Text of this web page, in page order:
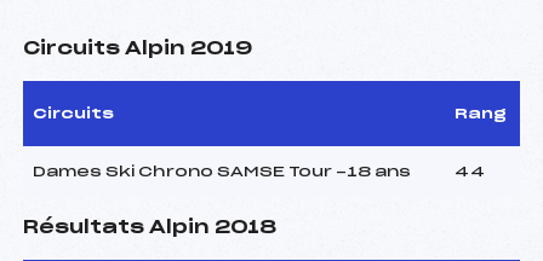
Circuits Alpin 2019
Circuits Rang
Dames Ski Chrono SAMSE Tour -18 ans 44
Résultats Alpin 2018